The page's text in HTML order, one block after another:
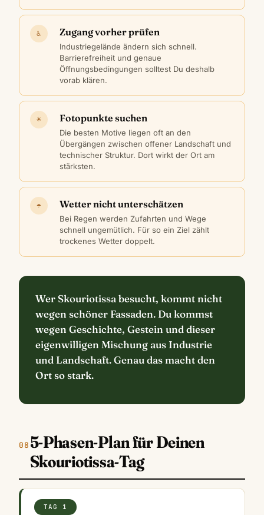
♿ Zugang vorher prüfen
Industriegelände ändern sich schnell.
Barrierefreiheit und genaue
Öffnungsbedingungen solltest Du deshalb
vorab klären.
☀ Fotopunkte suchen
Die besten Motive liegen oft an den
Übergängen zwischen offener Landschaft und
technischer Struktur. Dort wirkt der Ort am
stärksten.
☂ Wetter nicht unterschätzen
Bei Regen werden Zufahrten und Wege
schnell ungemütlich. Für so ein Ziel zählt
trockenes Wetter doppelt.
Wer Skouriotissa besucht, kommt nicht
wegen schöner Fassaden. Du kommst
wegen Geschichte, Gestein und dieser
eigenwilligen Mischung aus Industrie
und Landschaft. Genau das macht den
Ort so stark.
5-Phasen-Plan für Deinen
Skouriotissa-Tag
TAG 1